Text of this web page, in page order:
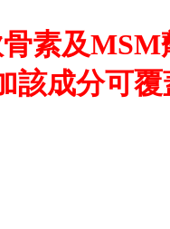
素及MSM
該成分可